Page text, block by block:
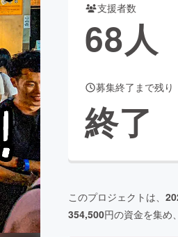
ビューティー・ヘルスケア
Creation
yaコミュニティ
支援者数
68人
募集終了まで残り
終了
このプロジェクトは、
354,500円の資金を集め、